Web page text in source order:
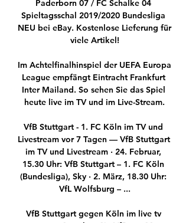
Paderborn 07 / FC Schalke 04
Spieltagsschal 2019/2020 Bundesliga
NEU bei eBay. Kostenlose Lieferung für
viele Artikel!
Im Achtelfinalhinspiel der UEFA Europa
League empfängt Eintracht Frankfurt
Inter Mailand. So sehen Sie das Spiel
heute live im TV und im Live-Stream.
VfB Stuttgart - 1. FC Köln im TV und
Livestream vor 7 Tagen — VfB Stuttgart
im TV und Livestream · 24. Februar,
15.30 Uhr: VfB Stuttgart – 1. FC Köln
(Bundesliga), Sky · 2. März, 18.30 Uhr:
VfL Wolfsburg – ...
VfB Stuttgart gegen Köln im live tv